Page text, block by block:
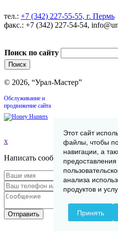
тел.: +7 (342) 227-55-55, г. Пермь
факс.: +7 (342) 227-54-54,
Поиск по сайту
© 2026, “Урал-Мастер”
Обслуживание и
продвижение сайта
x
Написать сообщение
Отправить
Этот сайт
файлы, чтобы
навигации, а
анализа
продуктов и
Принять